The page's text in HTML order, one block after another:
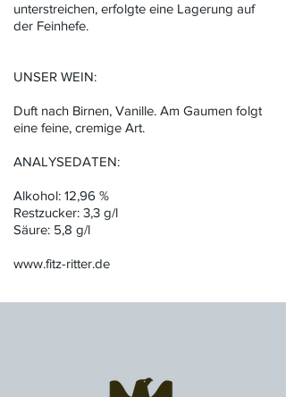
unterstreichen, erfolgte eine Lagerung auf
der Feinhefe.
UNSER WEIN:
Duft nach Birnen, Vanille. Am Gaumen folgt
eine feine, cremige Art.
ANALYSEDATEN:
Alkohol: 12,96 %
Restzucker: 3,3 g/l
Säure: 5,8 g/l
www.fitz-ritter.de